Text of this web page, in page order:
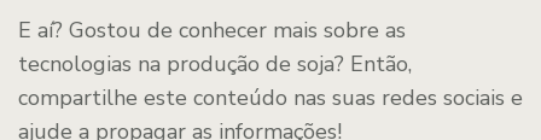
E aí? Gostou de conhecer mais sobre as
tecnologias na produção de soja? Então,
compartilhe este conteúdo nas suas redes sociais e
ajude a propagar as informações!